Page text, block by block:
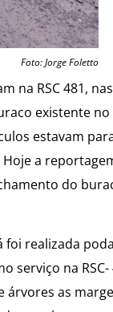
Foto: Jorge Foletto
na RSC 481, nas
existente
estavam
a
do
foi realizada
serviço na RSC-
árvores as